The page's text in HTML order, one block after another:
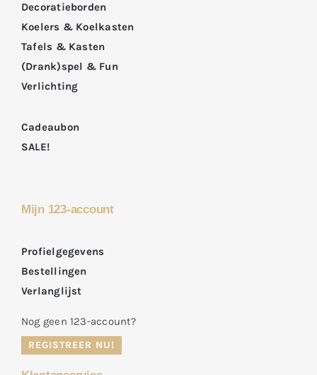
Decoratieborden
Koelers & Koelkasten
Tafels & Kasten
(Drank)spel & Fun
Verlichting
Cadeaubon
SALE!
Mijn 123-account
Profielgegevens
Bestellingen
Verlanglijst
Nog geen 123-account?
REGISTREER NU!